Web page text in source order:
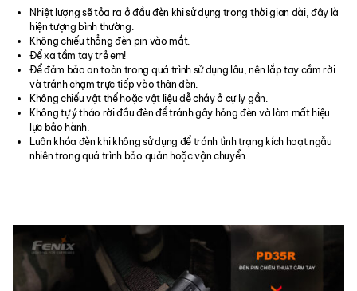
Nhiệt lượng sẽ tỏa ra ở đầu đèn khi sử dụng trong thời gian dài, đây là
hiện tượng bình thường.
Không chiếu thẳng đèn pin vào mắt.
Để xa tầm tay trẻ em!
Để đảm bảo an toàn trong quá trình sử dụng lâu, nên lắp tay cầm rời
và tránh chạm trực tiếp vào thân đèn.
Không chiếu vật thể hoặc vật liệu dễ cháy ở cự ly gần.
Không tự ý tháo rời đầu đèn để tránh gây hỏng đèn và làm mất hiệu
lực bảo hành.
Luôn khóa đèn khi không sử dụng để tránh tình trạng kích hoạt ngẫu
nhiên trong quá trình bảo quản hoặc vận chuyển.